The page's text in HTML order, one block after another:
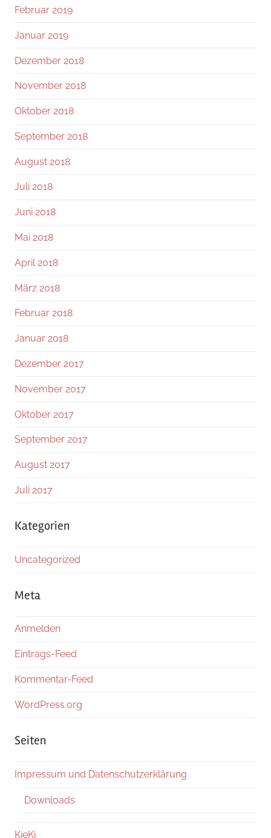
Februar 2019
Januar 2019
Dezember 2018
November 2018
Oktober 2018
September 2018
August 2018
Juli 2018
Juni 2018
Mai 2018
April 2018
März 2018
Februar 2018
Januar 2018
Dezember 2017
November 2017
Oktober 2017
September 2017
August 2017
Juli 2017
Kategorien
Uncategorized
Meta
Anmelden
Eintrags-Feed
Kommentar-Feed
WordPress.org
Seiten
Impressum und Datenschutzerklärung
Downloads
KieKi